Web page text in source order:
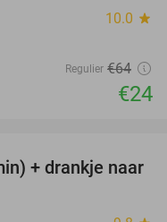
10.0 star
Regulier €64
€24
38%
+ drankje naar